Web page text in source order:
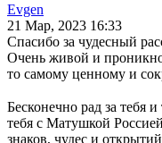
Evgen
21 Мар, 2023 16:33
Спасибо за чудесный
Очень живой и
то самому ценному и
Бесконечно рад за тебя
тебя с Матушкой
знаков, чудес и